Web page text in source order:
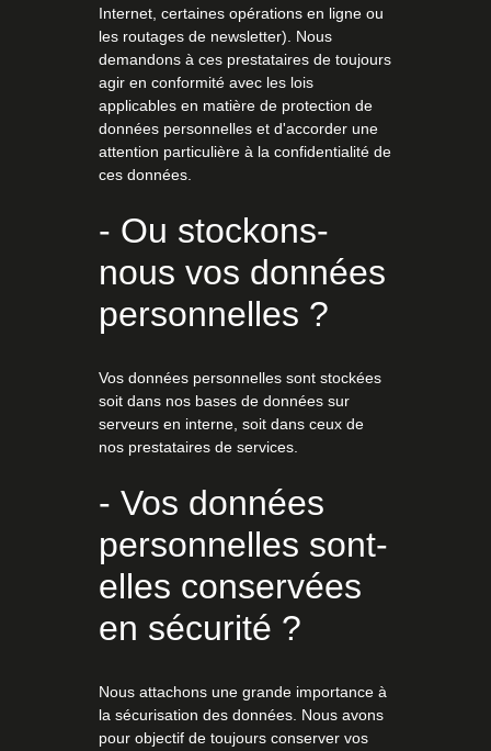
Internet, certaines opérations en ligne ou
les routages de newsletter). Nous
demandons à ces prestataires de toujours
agir en conformité avec les lois
applicables en matière de protection de
données personnelles et d'accorder une
attention particulière à la confidentialité de
ces données.
- Ou stockons-
nous vos données
personnelles ?
Vos données personnelles sont stockées
soit dans nos bases de données sur
serveurs en interne, soit dans ceux de
nos prestataires de services.
- Vos données
personnelles sont-
elles conservées
en sécurité ?
Nous attachons une grande importance à
la sécurisation des données. Nous avons
pour objectif de toujours conserver vos